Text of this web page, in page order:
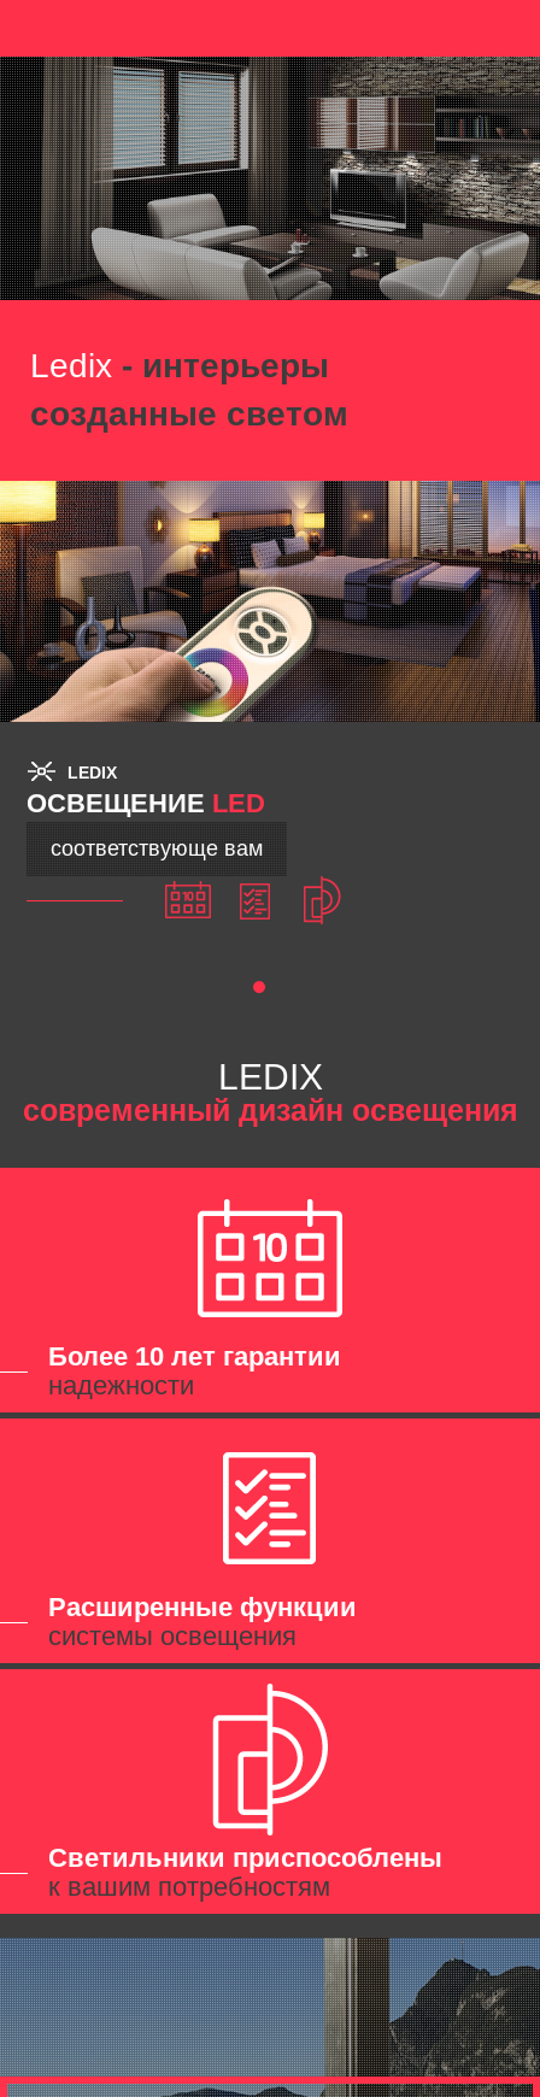
Ledix - интерьеры
созданные светом
LEDIX
ОСВЕЩЕНИЕ LED
соответствующе вам
LEDIX
современный дизайн освещения
Более 10 лет гарантии
надежности
Расширенные функции
системы освещения
Светильники приспособлены
к вашим потребностям